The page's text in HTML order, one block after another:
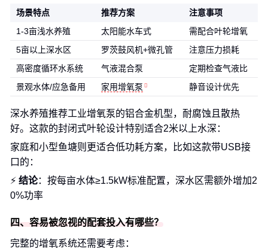
场景特点 推荐方案
注意事项
1-3亩浅水养殖
太阳能水车式
需配合叶轮增氧
5亩以上深水区
罗茨鼓风机+微孔管
注意压力损耗
高密度循环水系统
气液混合泵
定期检查气液比
景观水体/应急备用
家用增氧泵 静音设计优先
深水养殖推荐工业增氧泵的铝合金机型，耐腐蚀且散热
好。这款的封闭式叶轮设计特别适合2米以上水深：
家庭和小型鱼塘则更适合低功耗方案，比如这款带USB接
口的：
⚡ 结论：按每亩水体≥1.5kW标准配置，深水区需额外增加2
0%功率
四、容易被忽视的配套投入有哪些？
完整的增氧系统还需要考虑：